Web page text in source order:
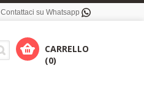
Contattaci su Whatsapp
CARRELLO
(0)